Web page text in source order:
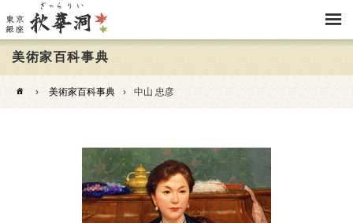
美術家百科事典
› 美術家百科事典 › 中山 忠彦